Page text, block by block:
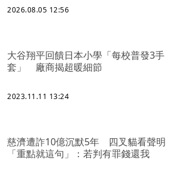
2026.08.05 12:56
大谷翔平回饋日本小學「每校普發3手
套」 廠商揭超暖細節
2023.11.11 13:24
慈濟遭詐10億沉默5年 四叉貓看聲明
「重點就這句」：若判有罪錢還我